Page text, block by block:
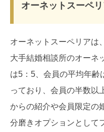
オーネットスーペ
オーネットスーペリアは
大手結婚相談所のオーネ
は5：5、会員の平均年齢
っており、会員の半数以
からの紹介や会員限定の
分磨きオプションとして